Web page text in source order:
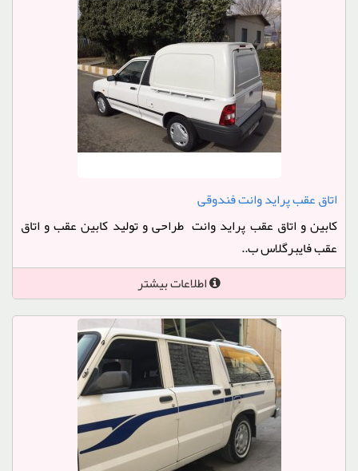
اتاق عقب پراید وانت فندوقی
کابین و اتاق عقب پراید وانت طراحی و تولید کابین عقب و اتاق
عقب فایبرگلاس ب..
اطلاعات بیشتر